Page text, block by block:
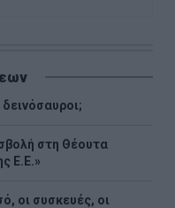
δεινόσαυροι;
στη Θέουτα
Ε.Ε.»
οι συσκευές, οι